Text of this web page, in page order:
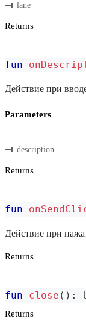
lane
Returns
fun
Действие при
Parameters
description
Returns
fun
Действие при
Returns
fun close ( ) :
Returns